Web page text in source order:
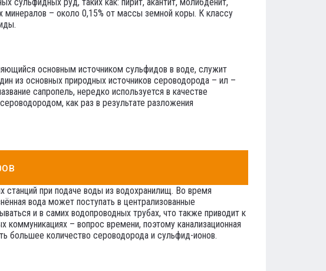
минералов – около 0,15% от массы земной коры. К классу
основным источником сульфидов в воде, служит
из основных природных источников сероводорода – ил –
сапропель, нередко используется в качестве
как раз в результате разложения
станций при подаче воды из водохранилищ. Во время
вода может поступать в централизованные
и в самих водопроводных трубах, что также приводит к
– вопрос времени, поэтому канализационная
большее количество сероводорода и сульфид-ионов.